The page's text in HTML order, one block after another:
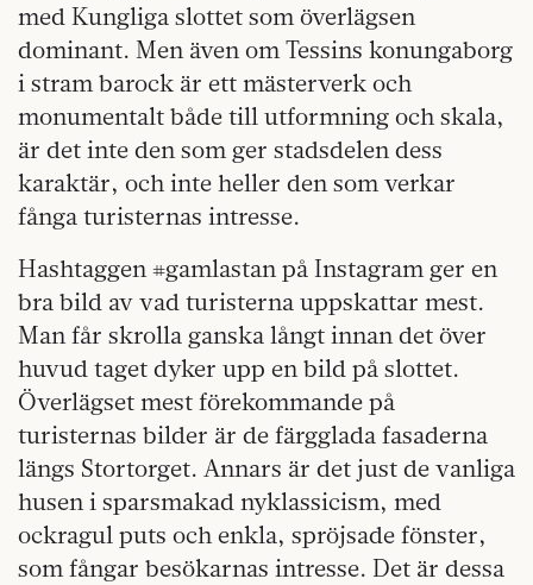
med Kungliga slottet som överlägsen
dominant. Men även om Tessins konunga­borg
i stram barock är ett mästerverk och
monumentalt både till utformning och skala,
är det inte den som ger stadsdelen dess
karaktär, och inte heller den som verkar
fånga turisternas intresse.
Hashtaggen #gamlastan på Instagram ger en
bra bild av vad turisterna uppskattar mest.
Man får skrolla ganska långt innan det över
huvud taget dyker upp en bild på slottet.
Överlägset mest förekommande på
turisternas bilder är de färgglada fasaderna
längs Stortorget. Annars är det just de vanliga
husen i sparsmakad nyklassicism, med
ockragul puts och enkla, spröjsade fönster,
som fångar besökarnas intresse. Det är dessa